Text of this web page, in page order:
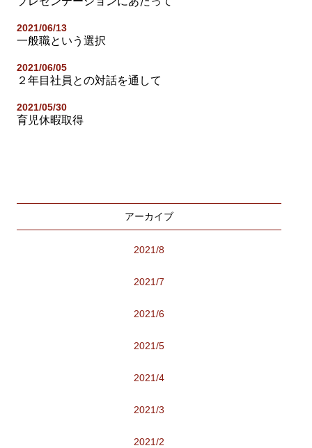
2021/06/13
一般職という選択
2021/06/05
２年目社員との対話を通して
2021/05/30
育児休暇取得
アーカイブ
2021/8
2021/7
2021/6
2021/5
2021/4
2021/3
2021/2